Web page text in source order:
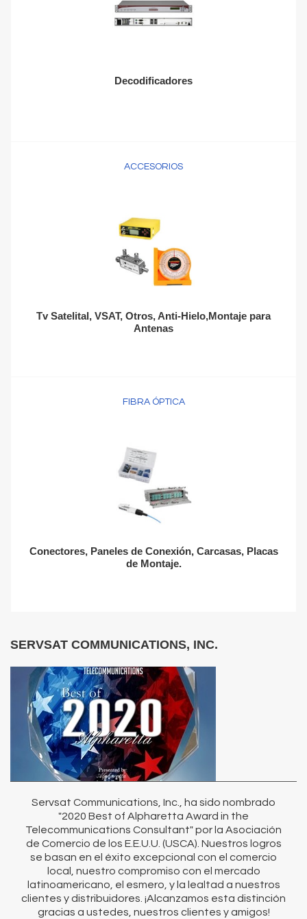
Decodificadores
ACCESORIOS
Tv Satelital, VSAT, Otros, Anti-Hielo,Montaje para
Antenas
FIBRA ÓPTICA
Conectores, Paneles de Conexión, Carcasas, Placas
de Montaje.
SERVSAT COMMUNICATIONS, INC.
Servsat Communications, Inc., ha sido nombrado
"2020 Best of Alpharetta Award in the
Telecommunications Consultant" por la Asociación
de Comercio de los E.E.U.U. (USCA). Nuestros logros
se basan en el éxito excepcional con el comercio
local, nuestro compromiso con el mercado
latinoamericano, el esmero, y la lealtad a nuestros
clientes y distribuidores. ¡Alcanzamos esta distinción
gracias a ustedes, nuestros clientes y amigos!